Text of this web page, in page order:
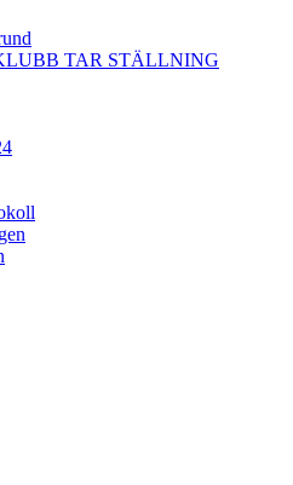
TAR STÄLLNING